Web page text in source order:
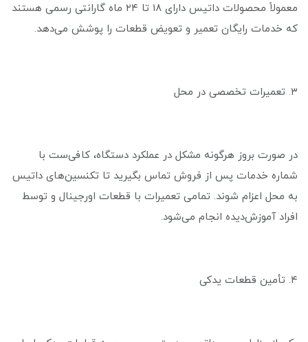
معمولاً محصولات داتیس دارای ۱۸ تا ۲۴ ماه گارانتی رسمی هستند
که خدمات رایگان تعمیر و تعویض قطعات را پوشش می‌دهد.
۳. تعمیرات تخصصی در محل
در صورت بروز هرگونه مشکل در عملکرد دستگاه، کافی‌ست با
شماره خدمات پس از فروش تماس بگیرید تا تکنسین‌های داتیس
به محل اعزام شوند. تمامی تعمیرات با قطعات اورجینال و توسط
افراد آموزش‌دیده انجام می‌شود.
۴. تأمین قطعات یدکی